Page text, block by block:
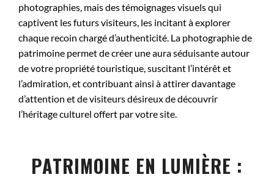
photographies, mais des témoignages visuels qui
captivent les futurs visiteurs, les incitant à explorer
chaque recoin chargé d’authenticité. La photographie de
patrimoine permet de créer une aura séduisante autour
de votre propriété touristique, suscitant l’intérêt et
l’admiration, et contribuant ainsi à attirer davantage
d’attention et de visiteurs désireux de découvrir
l’héritage culturel offert par votre site.
PATRIMOINE EN LUMIÈRE :